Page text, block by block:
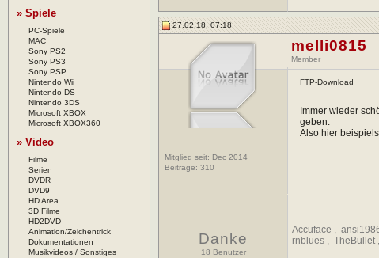
» Spiele
PC-Spiele
MAC
Sony PS2
Sony PS3
Sony PSP
Nintendo Wii
Nintendo DS
Nintendo 3DS
Microsoft XBOX
Microsoft XBOX360
» Video
Filme
Serien
DVDR
DVD9
HD Area
3D Filme
HD2DVD
Animation/Zeichentrick
Dokumentationen
Musikvideos / Sonstiges
27.02.18, 07:18
Mitglied seit: Dec 2014
Beiträge: 310
melli0815
Member
FTP-Download
Immer wieder
geben.
Also hier
Danke
18 Benutzer
Accuface ,
rnblues , TheBullet ,